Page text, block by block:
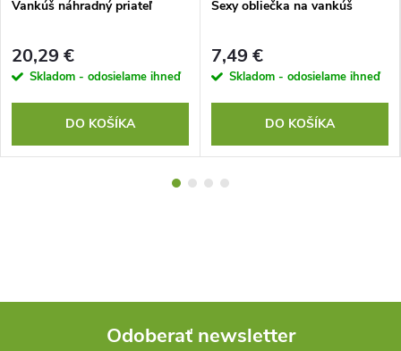
Vankúš náhradný priateľ
20,29 €
Skladom - odosielame ihneď
DO KOŠÍKA
Sexy obliečka na vankúš
7,49 €
Skladom - odosielame ihneď
DO KOŠÍKA
Odoberať newsletter